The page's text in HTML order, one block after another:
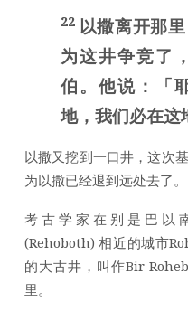
22 以撒离开那
为这井争竞了
伯。他说：「
地，我们必在这
以撒又挖到一口井，这次
为以撒已经退到远处去了。
考古学家在别是巴以
(Rehoboth) 相近的城市
的大古井，叫作Bir
里。